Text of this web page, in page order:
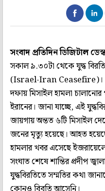
সংবাদ প্রতিদিন ডিজিটাল
সকাল ৯.৩০টা থেকে যুদ্ধ
(Israel-Iran Ceasefire)।
দফায় মিসাইল হামলা
ইরানের। জানা যাচ্ছে, এই
জায়গায় অন্তত ৬টি মিসাইল
জনের মৃত্যু হয়েছে। আহত
হামলার খবর এসেছে
সংঘাত শেষে শান্তির প্রদীপ
যুদ্ধবিরতিতে সম্মতির কথা